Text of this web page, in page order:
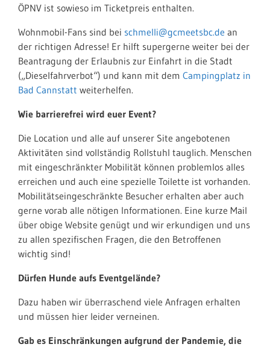
ÖPNV ist sowieso im Ticketpreis enthalten.
Wohnmobil-Fans sind bei schmelli@gcmeetsbc.de an
der richtigen Adresse! Er hilft supergerne weiter bei der
Beantragung der Erlaubnis zur Einfahrt in die Stadt
(„Dieselfahrverbot“) und kann mit dem Campingplatz in
Bad Cannstatt weiterhelfen.
Wie barrierefrei wird euer Event?
Die Location und alle auf unserer Site angebotenen
Aktivitäten sind vollständig Rollstuhl tauglich. Menschen
mit eingeschränkter Mobilität können problemlos alles
erreichen und auch eine spezielle Toilette ist vorhanden.
Mobilitätseingeschränkte Besucher erhalten aber auch
gerne vorab alle nötigen Informationen. Eine kurze Mail
über obige Website genügt und wir erkundigen und uns
zu allen spezifischen Fragen, die den Betroffenen
wichtig sind!
Dürfen Hunde aufs Eventgelände?
Dazu haben wir überraschend viele Anfragen erhalten
und müssen hier leider verneinen.
Gab es Einschränkungen aufgrund der Pandemie, die